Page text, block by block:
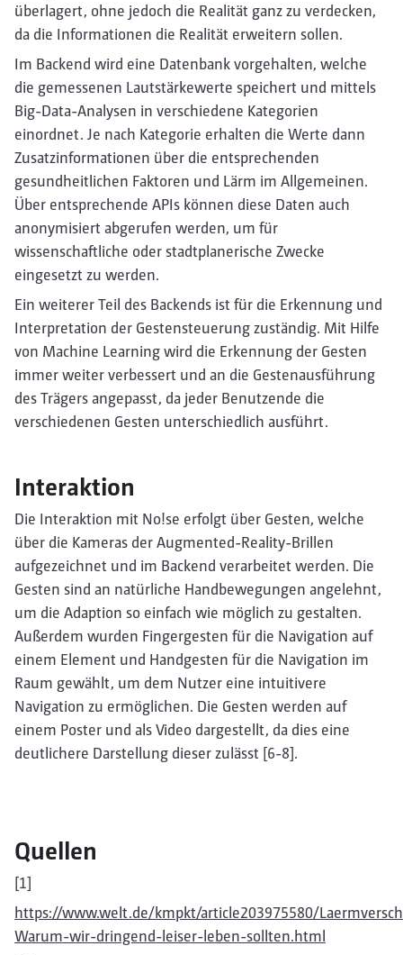
überlagert, ohne jedoch die Realität ganz zu verdecken,
da die Informationen die Realität erweitern sollen.
Im Backend wird eine Datenbank vorgehalten, welche
die gemessenen Lautstärkewerte speichert und mittels
Big-Data-Analysen in verschiedene Kategorien
einordnet. Je nach Kategorie erhalten die Werte dann
Zusatzinformationen über die entsprechenden
gesundheitlichen Faktoren und Lärm im Allgemeinen.
Über entsprechende APIs können diese Daten auch
anonymisiert abgerufen werden, um für
wissenschaftliche oder stadtplanerische Zwecke
eingesetzt zu werden.
Ein weiterer Teil des Backends ist für die Erkennung und
Interpretation der Gestensteuerung zuständig. Mit Hilfe
von Machine Learning wird die Erkennung der Gesten
immer weiter verbessert und an die Gestenausführung
des Trägers angepasst, da jeder Benutzende die
verschiedenen Gesten unterschiedlich ausführt.
Interaktion
Die Interaktion mit No!se erfolgt über Gesten, welche
über die Kameras der Augmented-Reality-Brillen
aufgezeichnet und im Backend verarbeitet werden. Die
Gesten sind an natürliche Handbewegungen angelehnt,
um die Adaption so einfach wie möglich zu gestalten.
Außerdem wurden Fingergesten für die Navigation auf
einem Element und Handgesten für die Navigation im
Raum gewählt, um dem Nutzer eine intuitivere
Navigation zu ermöglichen. Die Gesten werden auf
einem Poster und als Video dargestellt, da dies eine
deutlichere Darstellung dieser zulässt [6-8].
Quellen
[1]
https://www.welt.de/kmpkt/article203975580/
Warum-wir-dringend-leiser-leben-sollten.html